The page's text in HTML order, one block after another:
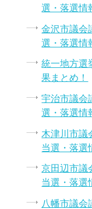
選・落選情
金沢市議会
選・落選情
統一地方選
果まとめ！
宇治市議会
選・落選情
木津川市議
当選・落選
京田辺市議
当選・落選
八幡市議会